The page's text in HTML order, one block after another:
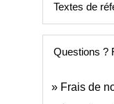
Textes de
Questions ?
Frais de